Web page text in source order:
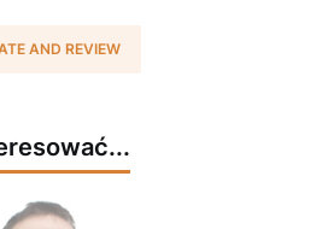
AND REVIEW